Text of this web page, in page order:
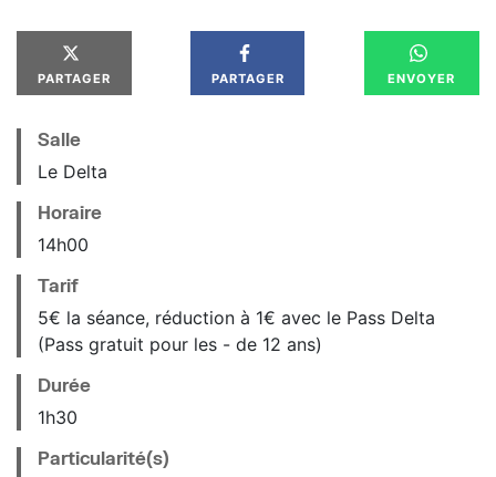
PARTAGER PARTAGER ENVOYER
Salle
Le Delta
Horaire
14h00
Tarif
5€ la séance, réduction à 1€ avec le Pass Delta
(Pass gratuit pour les - de 12 ans)
Durée
1h30
Particularité(s)